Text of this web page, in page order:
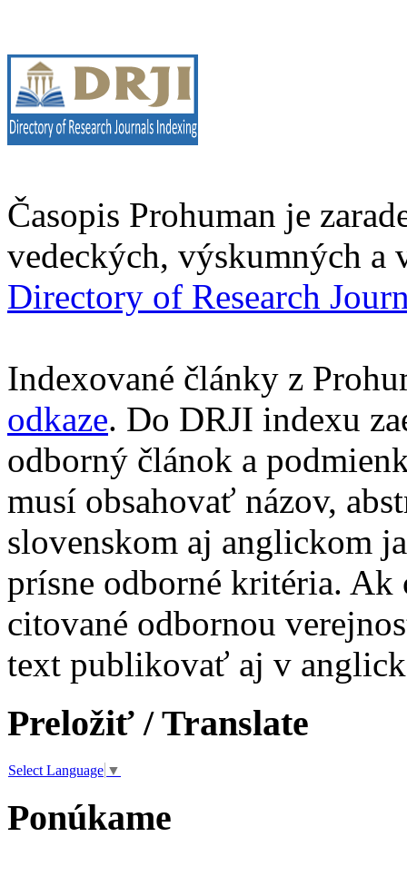
Časopis Prohuman je
vedeckých, výskumných
Directory of Research
Indexované články z
odkaze. Do DRJI indexu
odborný článok a
musí obsahovať názov,
slovenskom aj anglickom
prísne odborné kritéria. Ak
citované odbornou
text publikovať aj v
Preložiť / Translate
Select Language ▼
Ponúkame